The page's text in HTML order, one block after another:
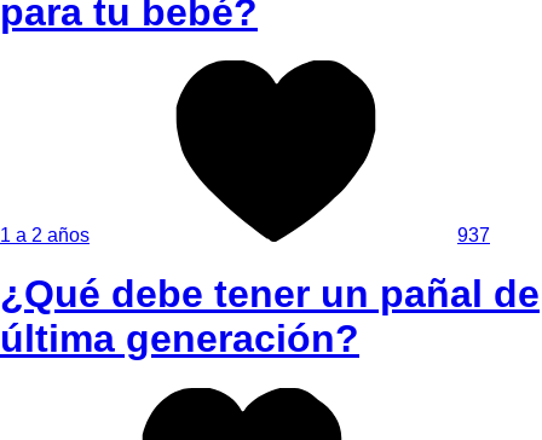
para tu bebé?
1 a 2 años 937
¿Qué debe tener un pañal de
última generación?